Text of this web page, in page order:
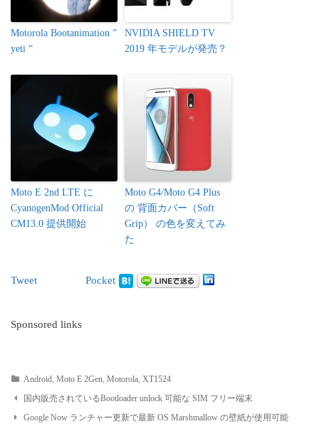
Motorola Bootanimation ”
yeti “
NVIDIA SHIELD TV
2019 年モデルが発売？
Moto E 2nd LTE に
CyanogenMod Official
CM13.0 提供開始
Moto G4/Moto G4 Plus
の 背面カバー（Soft
Grip） の色を変えてみ
た
Tweet Pocket
Sponsored links
Android Moto E 2Gen Motorola XT1524
Post
国内販売されているBootloader unlock 可能な SIM フリー端末
Google Now ランチャー更新で最新 OS Marshmallow の壁紙が使用可能